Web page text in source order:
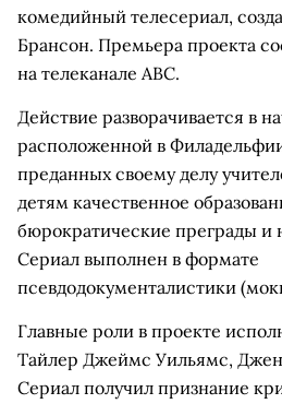
комедийный телесериал,
Брансон. Премьера проекта
на телеканале ABC.
Действие разворачивается в
расположенной в
преданных своему делу
детям качественное
бюрократические преграды и
Сериал выполнен в формате
псевдодокументалистики
Главные роли в проекте
Тайлер Джеймс Уильямс,
Сериал получил признание